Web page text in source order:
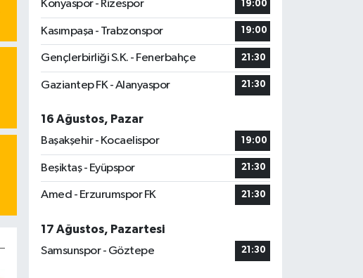
Konyaspor - Rizespor
19:00
Kasımpaşa - Trabzonspor 19:00
Gençlerbirliği S.K. - Fenerbahçe 21:30
Gaziantep FK - Alanyaspor 21:30
16 Ağustos, Pazar
Başakşehir - Kocaelispor
19:00
Beşiktaş - Eyüpspor 21:30
Amed - Erzurumspor FK 21:30
17 Ağustos, Pazartesi
Samsunspor - Göztepe
21:30